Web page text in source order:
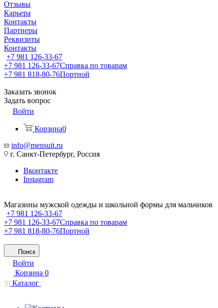
Отзывы
Карьера
Контакты
Партнеры
Реквизиты
Контакты
+7 981 126-33-67
+7 981 126-33-67Справка по товарам
+7 981 818-80-76Портной
Заказать звонок
Задать вопрос
Войти
Корзина0
info@mensuit.ru
г. Санкт-Петербург, Россия
Вконтакте
Instagram
Магазины мужской одежды и школьной формы для мальчиков
+7 981 126-33-67
+7 981 126-33-67Справка по товарам
+7 981 818-80-76Портной
Поиск
Войти
Корзина 0
Каталог